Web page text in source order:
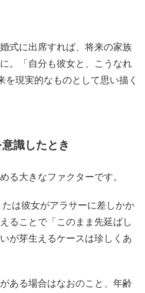
式に出席すれば、将来の家族
。「自分も彼女と、こうなれ
現実的なものとして思い描く
識したとき
る大きなファクターです。
は彼女がアラサーに差しかか
ることで「このまま先延ばし
が芽生えるケースは珍しくあ
ある場合はなおのこと、年齢